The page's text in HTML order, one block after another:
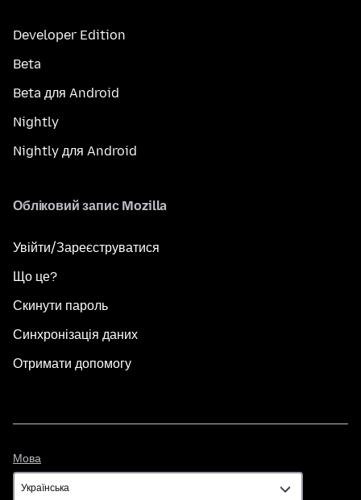
Developer Edition
Beta
Beta для Android
Nightly
Nightly для Android
Обліковий запис Mozilla
Увійти/Зареєструватися
Що це?
Скинути пароль
Синхронізація даних
Отримати допомогу
Мова